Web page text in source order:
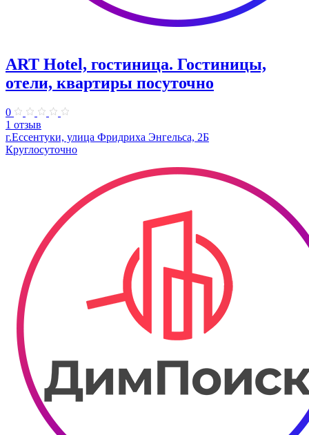
ART Hotel, гостиница. Гостиницы,
отели, квартиры посуточно
0
1 отзыв
г.Ессентуки, улица Фридриха Энгельса, 2Б
Круглосуточно